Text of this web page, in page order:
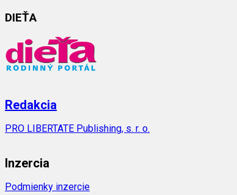
DIEŤA
Redakcia
PRO LIBERTATE Publishing, s. r. o.
Inzercia
Podmienky inzercie